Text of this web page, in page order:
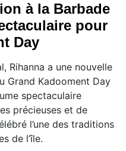
à la Barbade
pour
Day
Rihanna a une nouvelle
Grand Kadooment Day
spectaculaire
précieuses et de
l’une des traditions
de l’île.